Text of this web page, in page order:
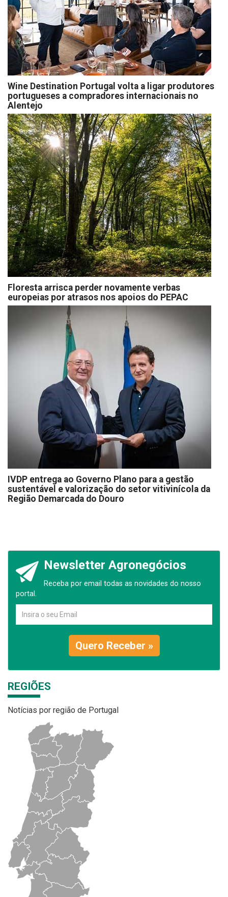
Wine Destination Portugal volta a ligar produtores
portugueses a compradores internacionais no
Alentejo
Floresta arrisca perder novamente verbas
europeias por atrasos nos apoios do PEPAC
IVDP entrega ao Governo Plano para a gestão
sustentável e valorização do setor vitivinícola da
Região Demarcada do Douro
Newsletter Agronegócios
Receba por email todas as novidades do nosso
portal.
Quero Receber »
REGIÕES
Notícias por região de Portugal